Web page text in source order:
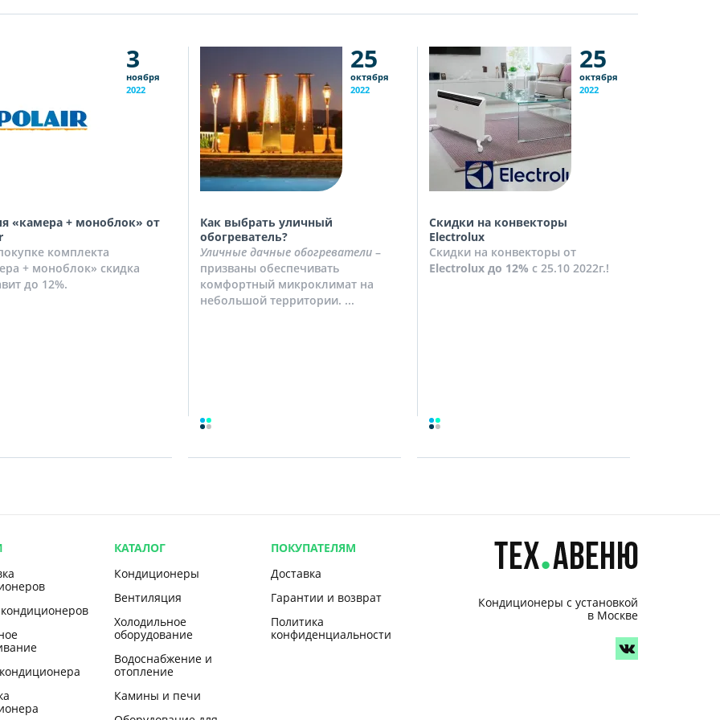
3
ноября
2022
«камера + моноблок» от
комплекта
+ моноблок» скидка
до 12%.
25
октября
2022
Как выбрать уличный
обогреватель?
Уличные дачные обогреватели –
призваны обеспечивать
комфортный микроклимат на
небольшой территории. ...
25
октября
2022
Скидки на конвекторы
Electrolux
Скидки на конвекторы от
Electrolux до 12% с 25.10 2022г.!
КАТАЛОГ
Кондиционеры
Вентиляция
Холодильное
оборудование
Водоснабжение и
отопление
Камины и печи
ПОКУПАТЕЛЯМ
Доставка
Гарантии и возврат
Политика
конфиденциальности
Кондиционеры с установкой
в Москве